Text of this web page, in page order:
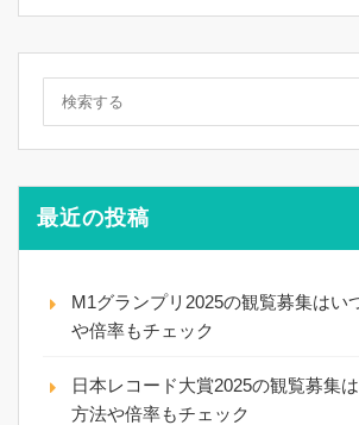
最近の投稿
M1グランプリ2025の観覧募集はい
や倍率もチェック
日本レコード大賞2025の観覧募集
方法や倍率もチェック